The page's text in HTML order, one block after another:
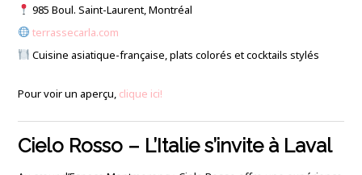
985 Boul. Saint-Laurent, Montréal
terrassecarla.com
Cuisine asiatique-française, plats colorés et cocktails stylés
Pour voir un aperçu, clique ici!
Cielo Rosso – L’Italie s’invite à Laval